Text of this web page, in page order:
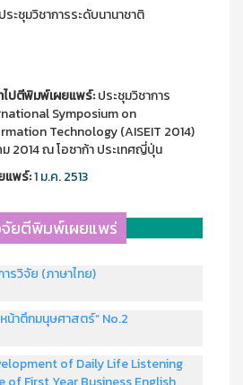
ประชุมวิชาการระดับนานาชาติ
ปตีพิมพ์เผยแพร์:ประชุมวิชาการ
Symposium on
Technology (AISEIT 2014)
ม 2014 ณ โอซาก้า ประเทศญี่ปุ่น
แพร์:1 ม.ค. 2513
จัยตีพิมพ์เผยแพร่
รวิจัย (ภาษาไทย)
น้าตึกมนุษศาสตร์” No.2
of Daily Life Listening